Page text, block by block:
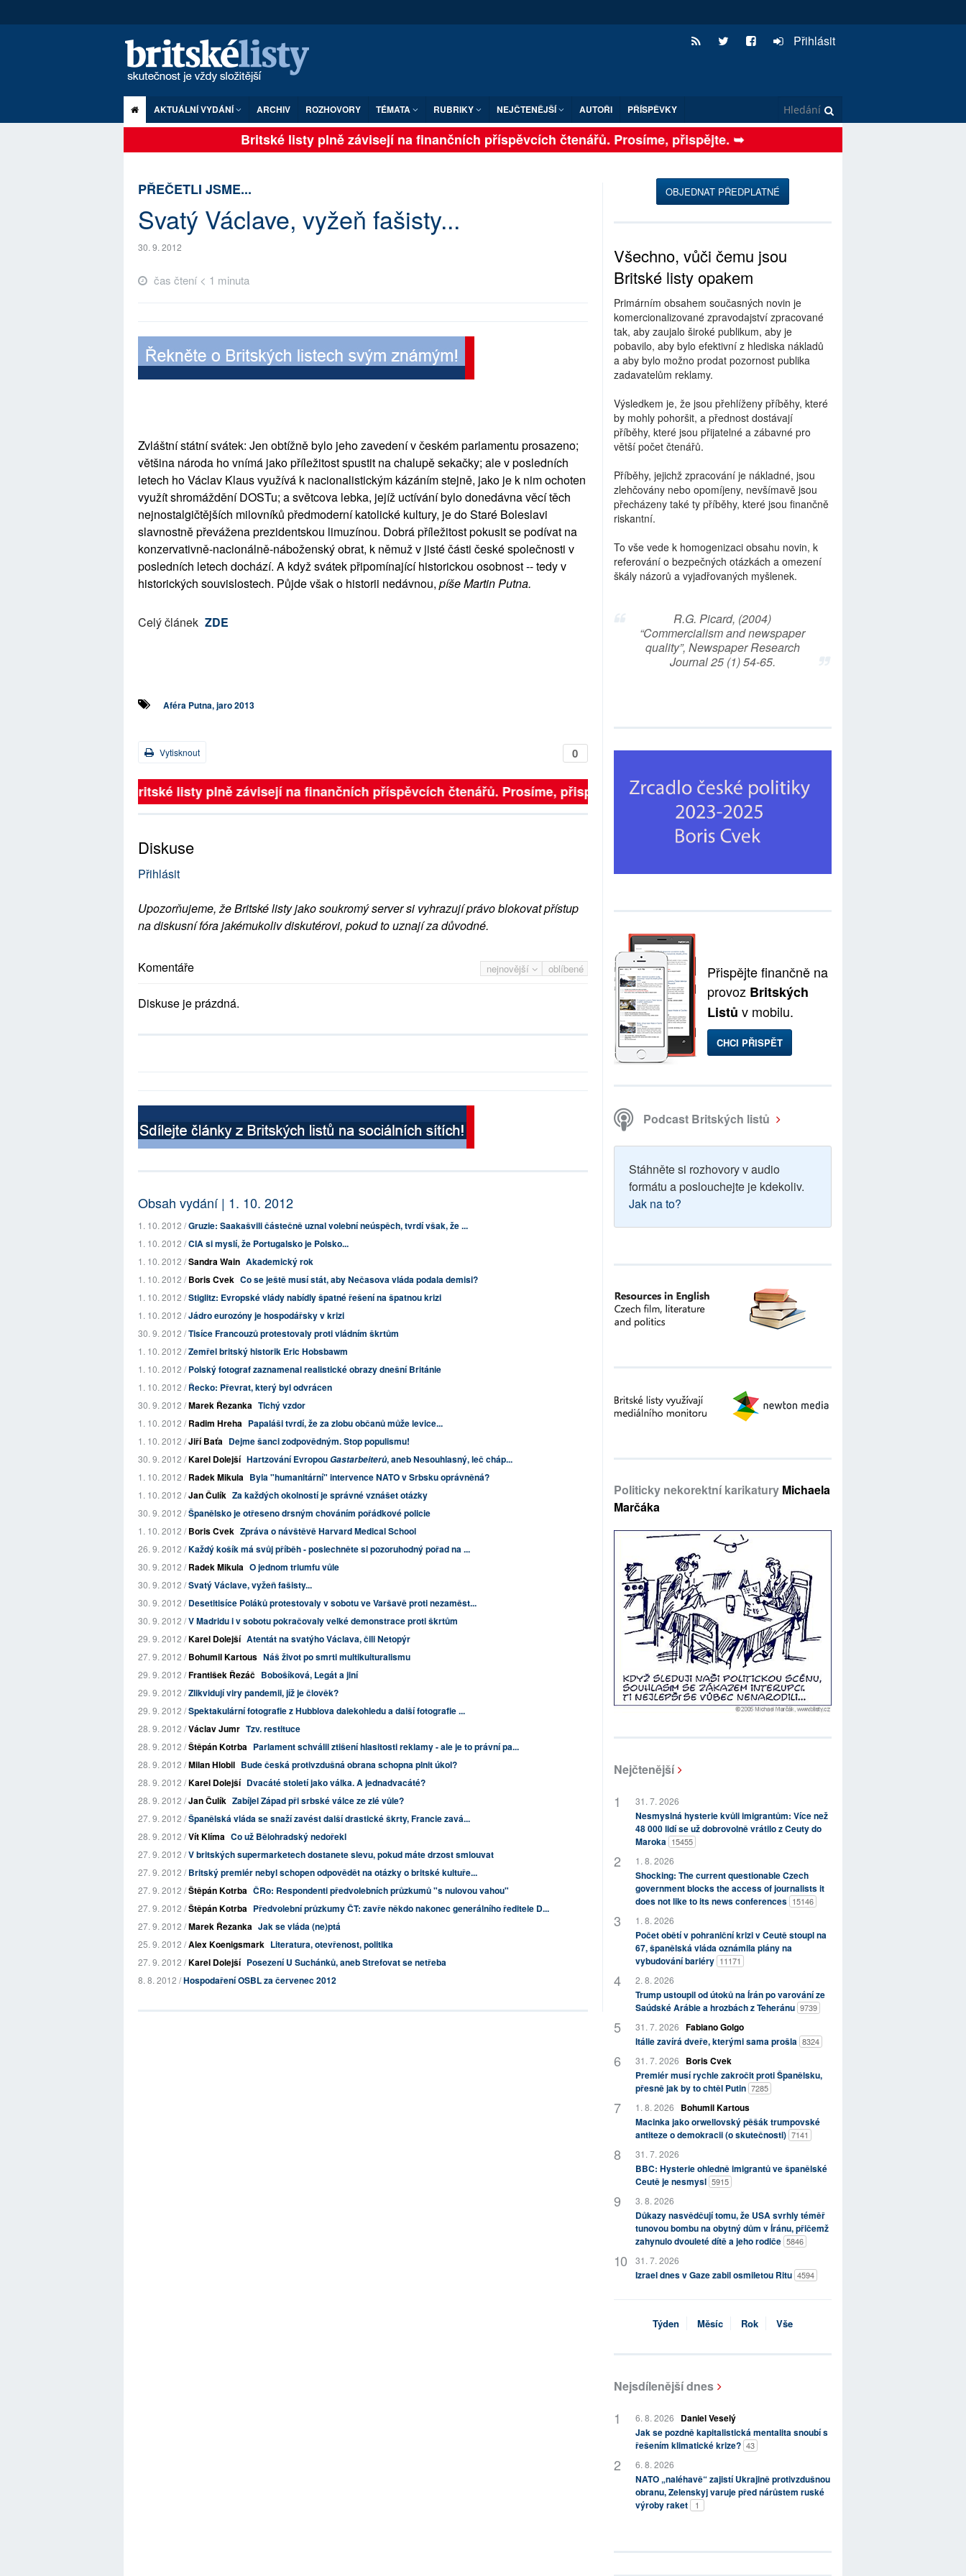
Přihlásit
AKTUÁLNÍ VYDÁNÍ ARCHIV ROZHOVORY TÉMATA RUBRIKY NEJČTENĚJŠÍ AUTOŘI PŘÍSPĚVKY
Britské listy plně závisejí na finančních příspěvcích čtenářů. Prosíme, přispějte. ➥
PŘEČETLI JSME...
Svatý Václave, vyžeň fašisty...
30. 9. 2012
čas čtení < 1 minuta
Zvláštní státní svátek: Jen obtížně bylo jeho zavedení v českém parlamentu prosazeno;
většina národa ho vnímá jako příležitost spustit na chalupě sekačky; ale v posledních
letech ho Václav Klaus využívá k nacionalistickým kázáním stejně, jako je k nim ochoten
využít shromáždění DOSTu; a světcova lebka, jejíž uctívání bylo donedávna věcí těch
nejnostalgičtějších milovníků předmoderní katolické kultury, je do Staré Boleslavi
slavnostně převážena prezidentskou limuzínou. Dobrá příležitost pokusit se podívat na
konzervativně-nacionálně-náboženský obrat, k němuž v jisté části české společnosti v
posledních letech dochází. A když svátek připomínající historickou osobnost -- tedy v
historických souvislostech. Půjde však o historii nedávnou, píše Martin Putna.
Celý článek ZDE
Aféra Putna, jaro 2013
0
Vytisknout
Britské listy plně závisejí na finančních příspěvcích čtenářů. Prosíme, přispějte. ➥
Diskuse
Přihlásit
Upozorňujeme, že Britské listy jako soukromý server si vyhrazují právo blokovat přístup
na diskusní fóra jakémukoliv diskutérovi, pokud to uznají za důvodné.
nejnovější oblíbené
Komentáře
Diskuse je prázdná.
Obsah vydání | 1. 10. 2012
1. 10. 2012 /Gruzie: Saakašvili částečně uznal volební neúspěch, tvrdí však, že ...
1. 10. 2012 /CIA si myslí, že Portugalsko je Polsko...
1. 10. 2012 /Sandra Wain Akademický rok
1. 10. 2012 /Boris Cvek Co se ještě musí stát, aby Nečasova vláda podala demisi?
1. 10. 2012 /Stiglitz: Evropské vlády nabídly špatné řešení na špatnou krizi
1. 10. 2012 /Jádro eurozóny je hospodářsky v krizi
30. 9. 2012 /Tisíce Francouzů protestovaly proti vládním škrtům
1. 10. 2012 /Zemřel britský historik Eric Hobsbawm
1. 10. 2012 /Polský fotograf zaznamenal realistické obrazy dnešní Británie
1. 10. 2012 /Řecko: Převrat, který byl odvrácen
30. 9. 2012 /Marek Řezanka Tichý vzdor
1. 10. 2012 /Radim Hreha Papaláši tvrdí, že za zlobu občanů může levice...
1. 10. 2012 /Jiří Baťa Dejme šanci zodpovědným. Stop populismu!
30. 9. 2012 /Karel Dolejší Hartzování EvropouGastarbeiterů, aneb Nesouhlasný, leč cháp...
1. 10. 2012 /Radek Mikula Byla "humanitární" intervence NATO v Srbsku oprávněná?
1. 10. 2012 /Jan Čulík Za každých okolností je správné vznášet otázky
30. 9. 2012 /Španělsko je otřeseno drsným chováním pořádkové policie
1. 10. 2012 /Boris Cvek Zpráva o návštěvě Harvard Medical School
26. 9. 2012 /Každý košík má svůj příběh - poslechněte si pozoruhodný pořad na ...
30. 9. 2012 /Radek Mikula O jednom triumfu vůle
30. 9. 2012 /Svatý Václave, vyžeň fašisty...
30. 9. 2012 /Desetitisíce Poláků protestovaly v sobotu ve Varšavě proti nezaměst...
30. 9. 2012 /V Madridu i v sobotu pokračovaly velké demonstrace proti škrtům
29. 9. 2012 /Karel Dolejší Atentát na svatýho Václava, čili Netopýr
27. 9. 2012 /Bohumil Kartous Náš život po smrti multikulturalismu
29. 9. 2012 /František Řezáč Bobošíková, Legát a jiní
29. 9. 2012 /Zlikvidují viry pandemii, jíž je člověk?
29. 9. 2012 /Spektakulární fotografie z Hubblova dalekohledu a další fotografie ...
28. 9. 2012 /Václav Jumr Tzv. restituce
28. 9. 2012 /Štěpán Kotrba Parlament schválil ztišení hlasitosti reklamy - ale je to právní pa...
28. 9. 2012 /Milan Hlobil Bude česká protivzdušná obrana schopna plnit úkol?
28. 9. 2012 /Karel Dolejší Dvacáté století jako válka. A jednadvacáté?
28. 9. 2012 /Jan Čulík Zabíjel Západ při srbské válce ze zlé vůle?
27. 9. 2012 /Španělská vláda se snaží zavést další drastické škrty, Francie zavá...
28. 9. 2012 /Vít Klíma Co už Bělohradský nedořekl
27. 9. 2012 /V britských supermarketech dostanete slevu, pokud máte drzost smlouvat
27. 9. 2012 /Britský premiér nebyl schopen odpovědět na otázky o britské kultuře...
27. 9. 2012 /Štěpán Kotrba ČRo: Respondenti předvolebních průzkumů "s nulovou vahou"
27. 9. 2012 /Štěpán Kotrba Předvolební průzkumy ČT: zavře někdo nakonec generálního ředitele D...
27. 9. 2012 /Marek Řezanka Jak se vláda (ne)ptá
25. 9. 2012 /Alex Koenigsmark Literatura, otevřenost, politika
27. 9. 2012 /Karel Dolejší Posezení U Suchánků, aneb Strefovat se netřeba
8. 8. 2012 /Hospodaření OSBL za červenec 2012
OBJEDNAT PŘEDPLATNÉ
Všechno, vůči čemu jsou
Britské listy opakem
Primárním obsahem současných novin je
komercionalizované zpravodajství zpracované
tak, aby zaujalo široké publikum, aby je
pobavilo, aby bylo efektivní z hlediska nákladů
a aby bylo možno prodat pozornost publika
zadavatelům reklamy.
Výsledkem je, že jsou přehlíženy příběhy, které
by mohly pohoršit, a přednost dostávají
příběhy, které jsou přijatelné a zábavné pro
větší počet čtenářů.
Příběhy, jejichž zpracování je nákladné, jsou
zlehčovány nebo opomíjeny, nevšímavě jsou
přecházeny také ty příběhy, které jsou finančně
riskantní.
To vše vede k homogenizaci obsahu novin, k
referování o bezpečných otázkách a omezení
škály názorů a vyjadřovaných myšlenek.
R.G. Picard, (2004)
“Commercialism and newspaper
quality”, Newspaper Research
Journal 25 (1) 54-65.
Přispějte finančně na
provoz Britských
Listů v mobilu.
CHCI PŘISPĚT
Podcast Britských listů
Stáhněte si rozhovory v audio
formátu a poslouchejte je kdekoliv.
Jak na to?
Politicky nekorektní karikatury Michaela
Marčáka
Nejčtenější
31. 7. 2026
Nesmyslná hysterie kvůli imigrantům: Více než
48 000 lidí se už dobrovolně vrátilo z Ceuty do
Maroka 15455
1. 8. 2026
Shocking: The current questionable Czech
government blocks the access of journalists it
does not like to its news conferences 15146
1. 8. 2026
Počet obětí v pohraniční krizi v Ceutě stoupl na
67, španělská vláda oznámila plány na
vybudování bariéry 11171
2. 8. 2026
Trump ustoupil od útoků na Írán po varování ze
Saúdské Arábie a hrozbách z Teheránu 9739
31. 7. 2026 Fabiano Golgo
Itálie zavírá dveře, kterými sama prošla 8324
31. 7. 2026
Boris Cvek
Premiér musí rychle zakročit proti Španělsku,
přesně jak by to chtěl Putin 7285
1. 8. 2026
Bohumil Kartous
Macinka jako orwellovský pěšák trumpovské
antiteze o demokracii (o skutečnosti) 7141
31. 7. 2026
BBC: Hysterie ohledně imigrantů ve španělské
Ceutě je nesmysl 5915
3. 8. 2026
Důkazy nasvědčují tomu, že USA svrhly téměř
tunovou bombu na obytný dům v Íránu, přičemž
zahynulo dvouleté dítě a jeho rodiče 5846
31. 7. 2026
Izrael dnes v Gaze zabil osmiletou Ritu 4594
Týden Měsíc Rok Vše
Nejsdílenější dnes
6. 8. 2026
Daniel Veselý
Jak se pozdně kapitalistická mentalita snoubí s
řešením klimatické krize? 43
6. 8. 2026
NATO „naléhavě“ zajistí Ukrajině protivzdušnou
obranu, Zelenskyj varuje před nárůstem ruské
výroby raket
1